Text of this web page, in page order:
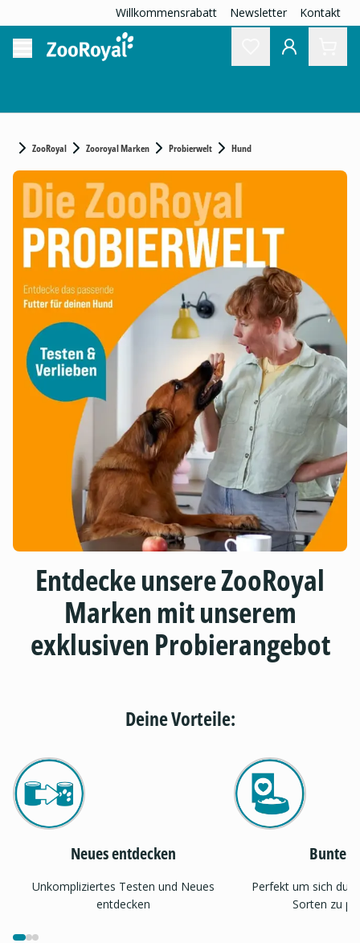
Willkommensrabatt Newsletter Kontakt
ZooRoyal Zooroyal Marken Probierwelt Hund
Entdecke unsere ZooRoyal
Marken mit unserem
exklusiven Probierangebot
Deine Vorteile:
Neues entdecken
Unkompliziertes Testen und Neues
entdecken
Bunter
Perfekt um sich
Sorten zu